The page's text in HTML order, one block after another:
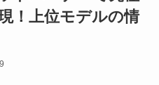
！上位モデルの情